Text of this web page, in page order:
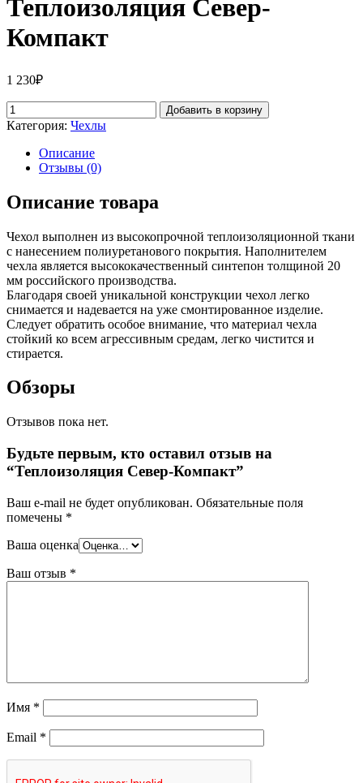
Теплоизоляция Север-
Компакт
1 230₽
Добавить в корзину
Категория: Чехлы
Описание
Отзывы (0)
Описание товара
Чехол выполнен из высокопрочной теплоизоляционной ткани
с нанесением полиуретанового покрытия. Наполнителем
чехла является высококачественный синтепон толщиной 20
мм российского производства.
Благодаря своей уникальной конструкции чехол легко
снимается и надевается на уже смонтированное изделие.
Следует обратить особое внимание, что материал чехла
стойкий ко всем агрессивным средам, легко чистится и
стирается.
Обзоры
Отзывов пока нет.
Будьте первым, кто оставил отзыв на
“Теплоизоляция Север-Компакт”
Ваш e-mail не будет опубликован. Обязательные поля
помечены *
Ваша оценка
Ваш отзыв *
Имя *
Email *